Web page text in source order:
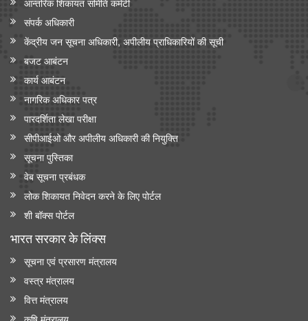
संपर्क अधिकारी
केंद्रीय जन सूचना अधिकारी, अपीलीय प्राधिकारियों की सूची
बजट आबंटन
कार्य आबंटन
नागरिक अधिकार पत्र
पारदर्शिता लेखा परीक्षा
सीपीआईओ और अपी‍लीय अधिकारी की नियुक्ति
सूचना पुस्तिका
वेब सूचना प्रबंधक
लोक शिकायत निवेदन करने के लिए पोर्टल
शी बॉक्स पोर्टल
भारत सरकार के लिंक्‍स
सूचना एवं प्रसारण मंत्रालय
वस्त्र मंत्रालय
वित्त मंत्रालय